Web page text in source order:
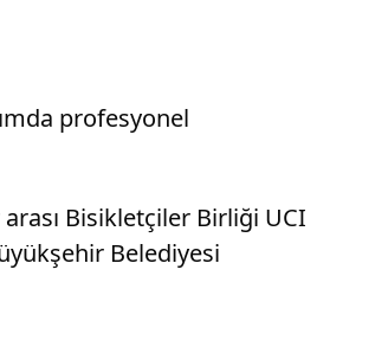
profesyonel
Bisikletçiler Birliği UCI
Belediyesi